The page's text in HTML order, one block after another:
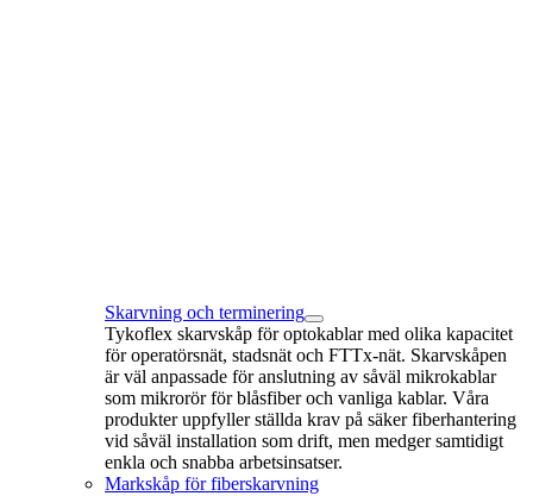
Skarvning och terminering
Tykoflex skarvskåp för optokablar med olika kapacitet
för operatörsnät, stadsnät och FTTx-nät. Skarvskåpen
är väl anpassade för anslutning av såväl mikrokablar
som mikrorör för blåsfiber och vanliga kablar. Våra
produkter uppfyller ställda krav på säker fiberhantering
vid såväl installation som drift, men medger samtidigt
enkla och snabba arbetsinsatser.
Markskåp för fiberskarvning